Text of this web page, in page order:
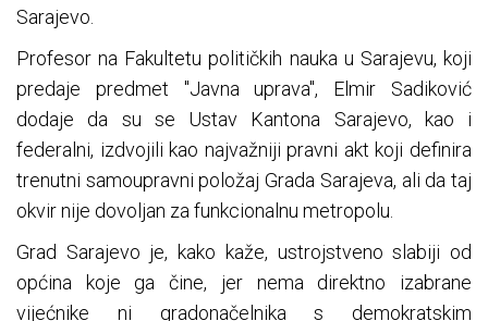
Sarajevo.
Profesor na Fakultetu političkih nauka u Sarajevu, koji
predaje predmet "Javna uprava", Elmir Sadiković
dodaje da su se Ustav Kantona Sarajevo, kao i
federalni, izdvojili kao najvažniji pravni akt koji definira
trenutni samoupravni položaj Grada Sarajeva, ali da taj
okvir nije dovoljan za funkcionalnu metropolu.
Grad Sarajevo je, kako kaže, ustrojstveno slabiji od
općina koje ga čine, jer nema direktno izabrane
vijećnike ni gradonačelnika s demokratskim